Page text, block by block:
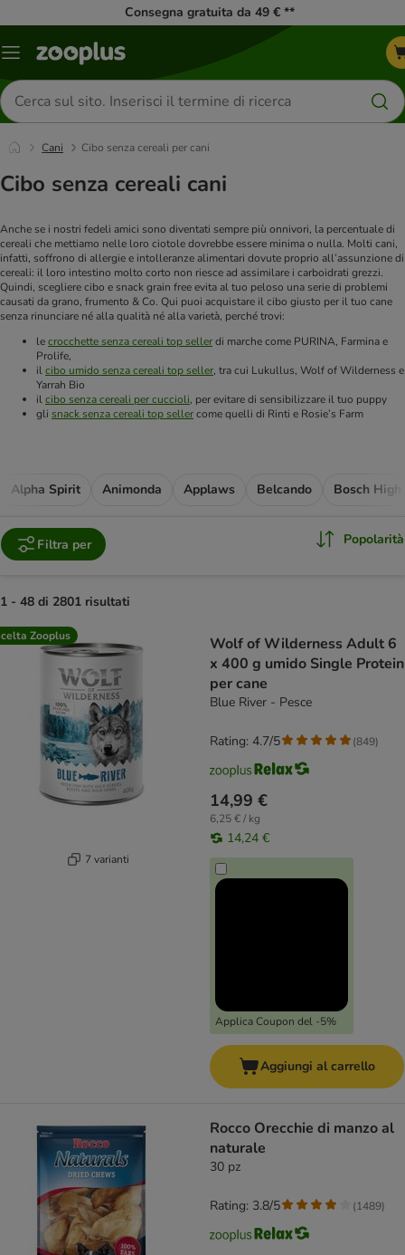
Consegna gratuita da 49 € **
Overview
Cerca
prodotti
Cani Cibo senza cereali per cani
Cibo senza cereali cani
Anche se i nostri fedeli amici sono diventati sempre più onnivori, la percentuale di
cereali che mettiamo nelle loro ciotole dovrebbe essere minima o nulla. Molti cani,
infatti, soffrono di allergie e intolleranze alimentari dovute proprio all’assunzione di
cereali: il loro intestino molto corto non riesce ad assimilare i carboidrati grezzi.
Quindi, scegliere cibo e snack grain free evita al tuo peloso una serie di problemi
causati da grano, frumento & Co. Qui puoi acquistare il cibo giusto per il tuo cane
senza rinunciare né alla qualità né alla varietà, perché trovi:
lecrocchette senza cereali top sellerdi marche come PURINA, Farmina e
Prolife,
ilcibo umido senza cereali top seller, tra cui Lukullus, Wolf of Wilderness e
Yarrah Bio
ilcibo senza cereali per cuccioli, per evitare di sensibilizzare il tuo puppy
gli snack senza cereali top sellercome quelli di Rinti e Rosie’s Farm
Alpha Spirit Animonda Applaws Belcando Bosch
Filtra per Popolarità
1 - 48 di 2801 risultati
product items have been changed
Zooplus
7 varianti
Wolf of Wilderness Adult 6
x 400 g umido Single Protein
per cane
Blue River - Pesce
14,99 €
6,25 € / kg
14,24 €
Applica Coupon del -5%
Rating: 4.7/5 (849)
Aggiungi al carrello
Rocco Orecchie di manzo al
naturale
30 pz
Rating: 3.8/5 (1489)